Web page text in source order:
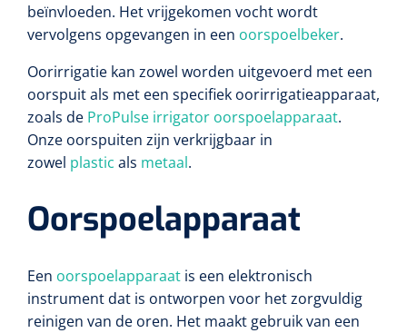
beïnvloeden. Het vrijgekomen vocht wordt
vervolgens opgevangen in een oorspoelbeker.
Oorirrigatie kan zowel worden uitgevoerd met een
oorspuit als met een specifiek oorirrigatieapparaat,
zoals de ProPulse irrigator oorspoelapparaat.
Onze oorspuiten zijn verkrijgbaar in
zowel plastic als metaal.
Oorspoelapparaat
Een oorspoelapparaat is een elektronisch
instrument dat is ontworpen voor het zorgvuldig
reinigen van de oren. Het maakt gebruik van een